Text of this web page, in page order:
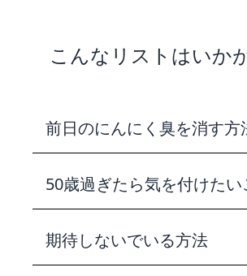
こんなリストはいか
前日のにんにく臭を消す方
50歳過ぎたら気を付けたい
期待しないでいる方法